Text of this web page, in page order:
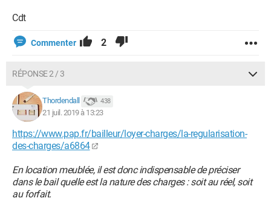
Cdt
Commenter 2
RÉPONSE 2 / 3
Thordendall 438
21 juil. 2019 à 13:23
https://www.pap.fr/bailleur/loyer-charges/la-regularisation-
des-charges/a6864
En location meublée, il est donc indispensable de préciser
dans le bail quelle est la nature des charges : soit au réel, soit
au forfait.